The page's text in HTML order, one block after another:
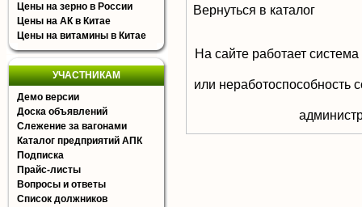
Цены на зерно в России
Цены на АК в Китае
Цены на витамины в Китае
УЧАСТНИКАМ
Демо версии
Доска объявлений
Слежение за вагонами
Каталог предприятий АПК
Подписка
Прайс-листы
Вопросы и ответы
Список должников
Вернуться в каталог
На сайте работает
или неработоспособность